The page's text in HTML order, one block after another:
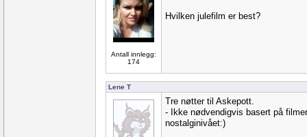
Antall innlegg:
174
Hvilken julefilm er best?
Lene T
Tre nøtter til Askepott.
- Ikke nødvendigvis basert på
nostalginivået:)